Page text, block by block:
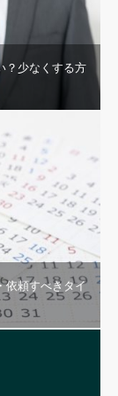
？少なくする方
依頼すべきタイ